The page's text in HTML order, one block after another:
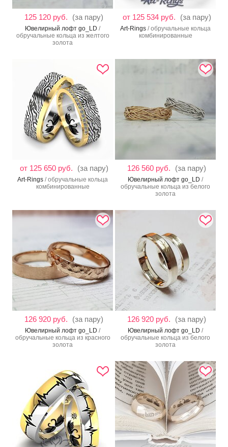
125 120 руб. (за пару)
Ювелирный лофт go_LD /
обручальные кольца из желтого
золота
от 125 534 руб. (за пару)
Art-Rings / обручальные кольца
комбинированные
от 125 650 руб. (за пару)
Art-Rings / обручальные кольца
комбинированные
126 560 руб. (за пару)
Ювелирный лофт go_LD /
обручальные кольца из белого
золота
126 920 руб. (за пару)
Ювелирный лофт go_LD /
обручальные кольца из красного
золота
126 920 руб. (за пару)
Ювелирный лофт go_LD /
обручальные кольца из белого
золота